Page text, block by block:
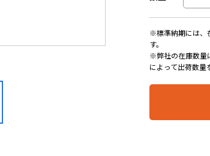
※標準納期には、
す。
※弊社の在庫数量
によって出荷数量